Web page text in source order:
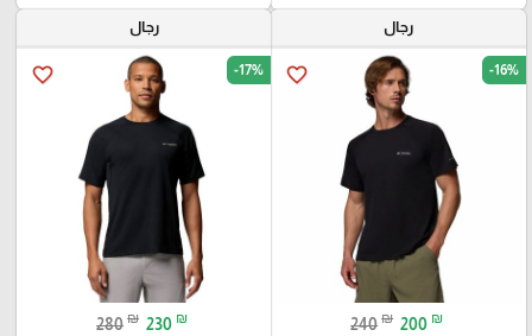
رجال
favorite_border -16%
240 ₪ 200 ₪
رجال
favorite_border -17%
280 ₪ 230 ₪